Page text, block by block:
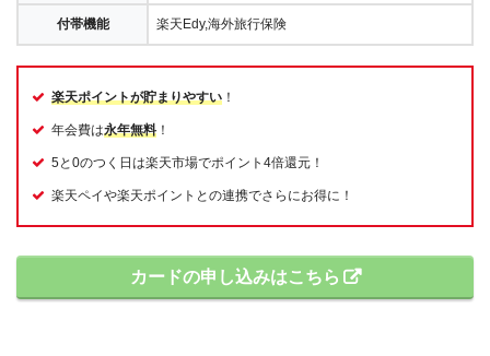
付帯機能 楽天Edy,海外旅行保険
楽天ポイントが貯まりやすい ！
年会費は永年無料 ！
5と0のつく日は楽天市場でポイント4倍還元！
楽天ペイや楽天ポイントとの連携でさらにお得に！
カードの申し込みはこちら